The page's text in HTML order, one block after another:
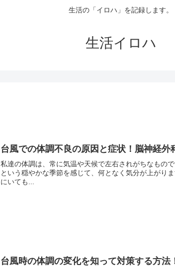
生活の「イロハ」を記録します。
生活イロハ
台風での体調不良の原因と症状！脳神経外
私達の体調は、常に気温や天候で左右されがちなもの
という穏やかな季節を感じて、何となく気分が上がり
にいても...
台風時の体調の変化を知って対策する方法